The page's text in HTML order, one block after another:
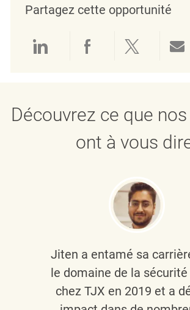
Partagez cette opportunité
Partager via LinkedIn
Partager via
Découvrez ce que
ont à vous
Jiten a entamé sa
le domaine de la sécurité
chez TJX en 2019 et a